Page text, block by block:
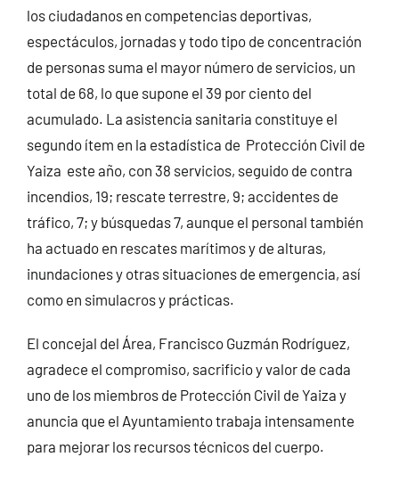
los ciudadanos en competencias deportivas,
espectáculos, jornadas y todo tipo de concentración
de personas suma el mayor número de servicios, un
total de 68, lo que supone el 39 por ciento del
acumulado. La asistencia sanitaria constituye el
segundo ítem en la estadística de Protección Civil de
Yaiza este año, con 38 servicios, seguido de contra
incendios, 19; rescate terrestre, 9; accidentes de
tráfico, 7; y búsquedas 7, aunque el personal también
ha actuado en rescates marítimos y de alturas,
inundaciones y otras situaciones de emergencia, así
como en simulacros y prácticas.
El concejal del Área, Francisco Guzmán Rodríguez,
agradece el compromiso, sacrificio y valor de cada
uno de los miembros de Protección Civil de Yaiza y
anuncia que el Ayuntamiento trabaja intensamente
para mejorar los recursos técnicos del cuerpo.